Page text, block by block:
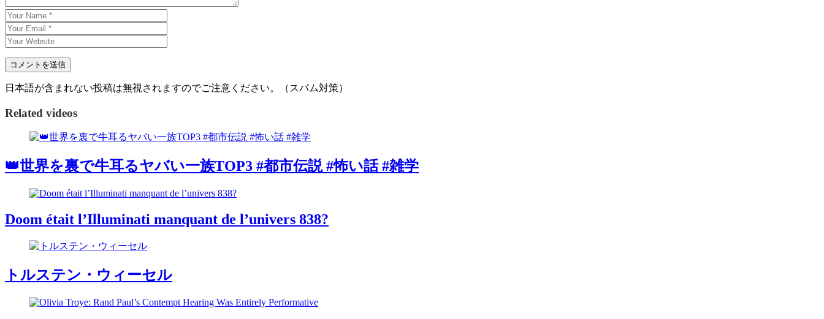
日本語が含まれない投稿は無視されますのでご注意ください。（スパム対策）
Related videos
👑世界を裏で牛耳るヤバい一族TOP3 #都市伝説 #怖い話 #雑学
Doom était l’Illuminati manquant de l’univers 838?
トルステン・ウィーセル